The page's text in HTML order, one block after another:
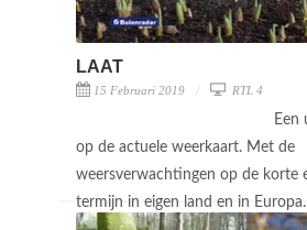
LAAT
15 Februari 2019 RTL 4
Een
op de actuele weerkaart. Met de
weersverwachtingen op de korte
termijn in eigen land en in Europa.